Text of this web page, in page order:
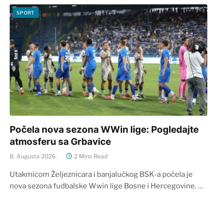
SPORT
Počela nova sezona WWin lige: Pogledajte
atmosferu sa Grbavice
8. Augusta 2026. 2 Mins Read
Utakmicom Željeznicara i banjalučkog BSK-a počela je
nova sezona fudbalske Wwin lige Bosne i Hercegovine. …